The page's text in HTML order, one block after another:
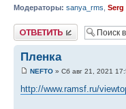
Модераторы: sanya_rms Serg
Ответить
Пленка
NEFTO » Сб авг 21, 2021
http://www.ramsf.ru/